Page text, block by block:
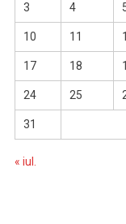
3 4
10 11
17 18
24 25
31
« iul.